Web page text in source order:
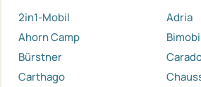
2in1-Mobil
Adria
Ahorn Camp
Bürstner
Carthago